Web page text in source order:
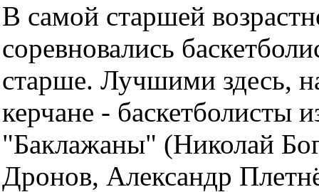
В самой старшей
соревновались
старше. Лучшими здесь,
керчане - баскетболисты
"Баклажаны" (Николай
Дронов, Александр